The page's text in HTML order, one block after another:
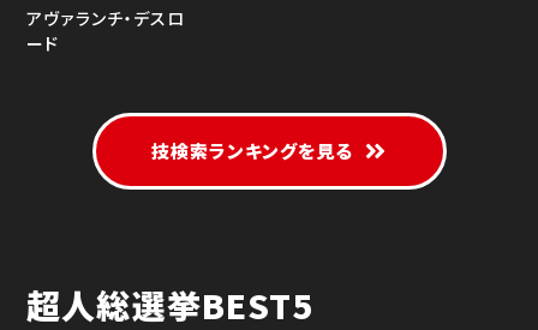
アヴァランチ・デスロ
ード
技検索ランキングを見る
超人総選挙BEST5